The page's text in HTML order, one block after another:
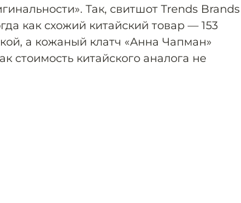
Так, свитшот Trends Brands
как схожий китайский товар — 153
а кожаный клатч «Анна Чапман»
стоимость китайского аналога не